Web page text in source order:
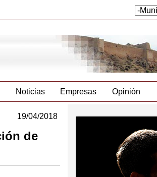
Noticias Empresas Opinión
19/04/2018
de